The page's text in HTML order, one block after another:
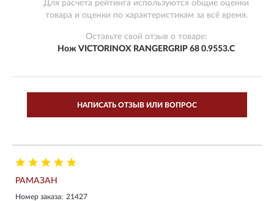
Для расчета рейтинга используются общие оценки
товара и оценки по характеристикам за всё время.
Оставьте свой отзыв о товаре:
Нож VICTORINOX RANGERGRIP 68 0.9553.C
НАПИСАТЬ ОТЗЫВ ИЛИ ВОПРОС
РАМАЗАН
Номер заказа: 21427